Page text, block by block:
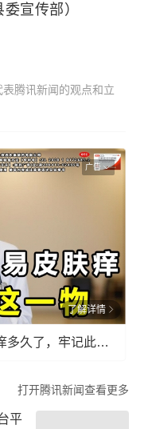
宣传部）
腾讯新闻的观点和立
广告
了解详情
凡是皮肤瘙痒1月以上，不管皮痒多久了，牢记此法，快！准！狠！
打开腾讯新闻查看更多
平